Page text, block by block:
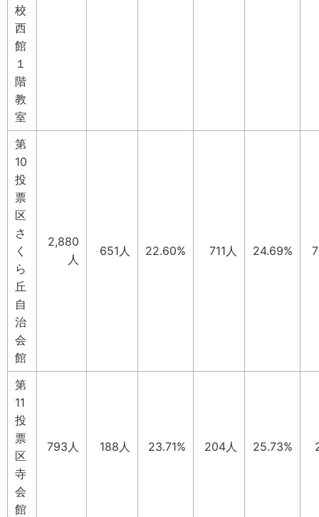
校
西
館
１
階
教
室
第
10
投
票
区
さ
く
ら
丘
自
治
会
館
2,880
人
651人 22.60% 711人 24.69%
第
11
投
票
区
寺
会
館
793人 188人 23.71% 204人 25.73%